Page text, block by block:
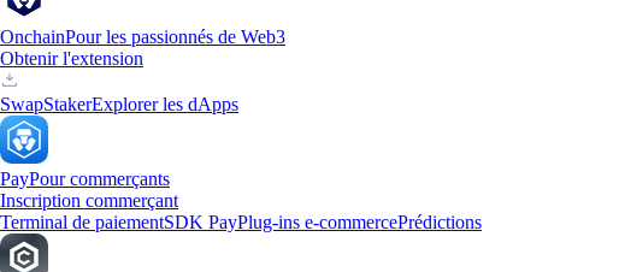
OnchainPour les passionnés de Web3
Obtenir l'extension
SwapStakerExplorer les dApps
PayPour commerçants
Inscription commerçant
Terminal de paiementSDK PayPlug-ins e-commercePrédictions